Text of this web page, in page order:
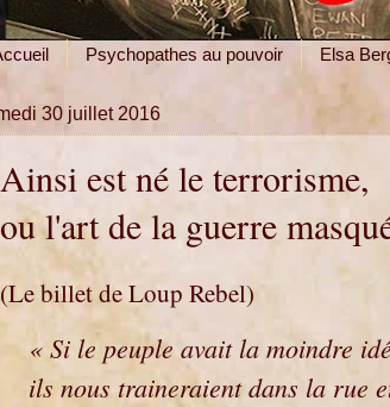
Psychopathes au pouvoir Elsa
30 juillet 2016
Ainsi est né le terrorisme,
ou l'art de la guerre
(Le billet de Loup Rebel)
« Si le peuple avait la moindre
ils nous traineraient dans la rue